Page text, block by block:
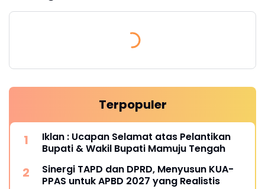
Terpopuler
Iklan : Ucapan Selamat atas Pelantikan
Bupati & Wakil Bupati Mamuju Tengah
Sinergi TAPD dan DPRD, Menyusun KUA-
PPAS untuk APBD 2027 yang Realistis